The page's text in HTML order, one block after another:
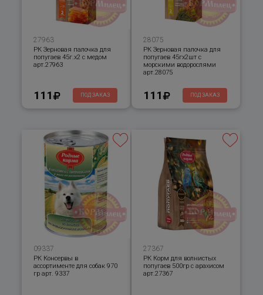
27963
РК Зерновая палочка для
попугаев 45г.х2 с медом
арт.27963
111 ПОД ЗАКАЗ
28075
РК Зерновая палочка для
попугаев 45гх2шт с
морскими водорослями
арт.28075
111 ПОД ЗАКАЗ
09337
РК Консервы в
ассортименте для собак 970
гр арт. 9337
27367
РК Корм для волнистых
попугаев 500гр с арахисом
арт.27367